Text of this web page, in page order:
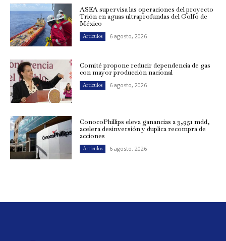
ASEA supervisa las operaciones del proyecto
Trión en aguas ultraprofundas del Golfo de
México
Artículos 6 agosto, 2026
Comité propone reducir dependencia de gas
con mayor producción nacional
Artículos 6 agosto, 2026
ConocoPhillips eleva ganancias a 3,951 mdd,
acelera desinversión y duplica recompra de
acciones
Artículos 6 agosto, 2026